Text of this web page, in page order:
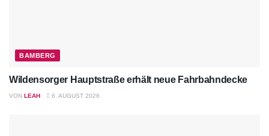
BAMBERG
Wildensorger Hauptstraße erhält neue Fahrbahndecke
VON LEAH 6. AUGUST 2026